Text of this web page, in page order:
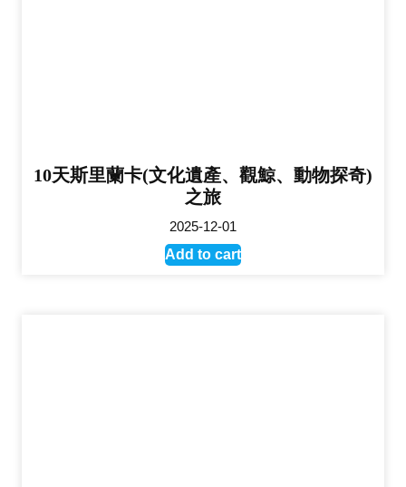
10天斯里蘭卡(文化遺產、觀鯨、動物探奇)
之旅
2025-12-01
Add to cart